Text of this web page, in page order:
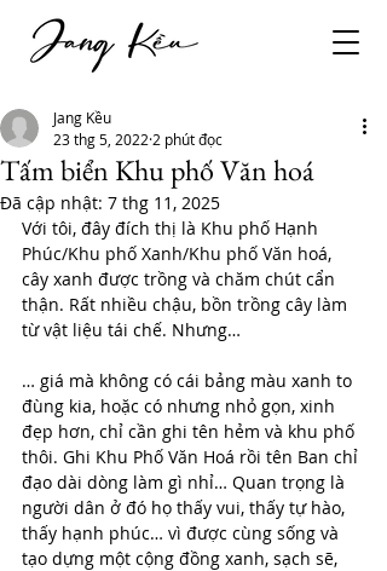
Tấm biển Khu phố Văn hoá
Jang Kều
23 thg 5, 2022 2 phút đọc
Đã cập nhật: 7 thg 11, 2025
Với tôi, đây đích thị là Khu phố Hạnh
Phúc/Khu phố Xanh/Khu phố Văn hoá,
cây xanh được trồng và chăm chút cẩn
thận. Rất nhiều chậu, bồn trồng cây làm
từ vật liệu tái chế. Nhưng…
… giá mà không có cái bảng màu xanh to
đùng kia, hoặc có nhưng nhỏ gọn, xinh
đẹp hơn, chỉ cần ghi tên hẻm và khu phố
thôi. Ghi Khu Phố Văn Hoá rồi tên Ban chỉ
đạo dài dòng làm gì nhỉ… Quan trọng là
người dân ở đó họ thấy vui, thấy tự hào,
thấy hạnh phúc… vì được cùng sống và
tạo dựng một cộng đồng xanh, sạch sẽ,